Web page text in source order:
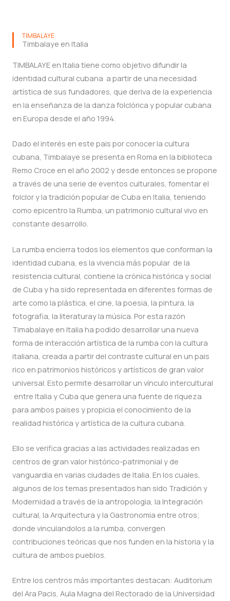
TIMBALAYE
Timbalaye en Italia
TIMBALAYE en Italia tiene como objetivo difundir la
identidad cultural cubana a partir de una necesidad
artística de sus fundadores, que deriva de la experiencia
en la enseñanza de la danza folclórica y popular cubana
en Europa desde el año 1994.
Dado el interés en este pais por conocer la cultura
cubana, Timbalaye se presenta en Roma en la biblioteca
Remo Croce en el año 2002 y desde entonces se propone
a través de una serie de eventos culturales, fomentar el
folclor y la tradición popular de Cuba en Italia, teniendo
como epicentro la Rumba, un patrimonio cultural vivo en
constante desarrollo.
La rumba encierra todos los elementos que conforman la
identidad cubana, es la vivencia más popular de la
resistencia cultural, contiene la crónica histórica y social
de Cuba y ha sido representada en diferentes formas de
arte como la plástica, el cine, la poesia, la pintura, la
fotografia, la literaturay la música. Por esta razón
Timabalaye en Italia ha podido desarrollar una nueva
forma de interacción artística de la rumba con la cultura
italiana, creada a partir del contraste cultural en un pais
rico en patrimonios históricos y artísticos de gran valor
universal. Esto permite desarrollar un vínculo intercultural
entre Italia y Cuba que genera una fuente de riqueza
para ambos paises y propicia el conocimiento de la
realidad histórica y artística de la cultura cubana.
Ello se verifica gracias a las actividades realizadas en
centros de gran valor histórico-patrimonial y de
vanguardia en varias ciudades de Italia. En los cuales,
algunos de los temas presentados han sido Tradición y
Modernidad a través de la antropologia, la Integración
cultural, la Arquitectura y la Gastronomia entre otros;
donde vinculandolos a la rumba, convergen
contribuciones teóricas que nos funden en la historia y la
cultura de ambos pueblos.
Entre los centros más importantes destacan: Auditorium
del Ara Pacis, Aula Magna del Rectorado de la Universidad